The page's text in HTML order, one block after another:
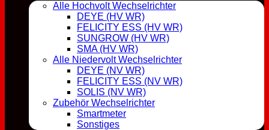
Alle Hochvolt Wechselrichter
DEYE (HV WR)
FELICITY ESS (HV WR)
SUNGROW (HV WR)
SMA (HV WR)
Alle Niedervolt Wechselrichter
DEYE (NV WR)
FELICITY ESS (NV WR)
SOLIS (NV WR)
Zubehör Wechselrichter
Smartmeter
Sonstiges